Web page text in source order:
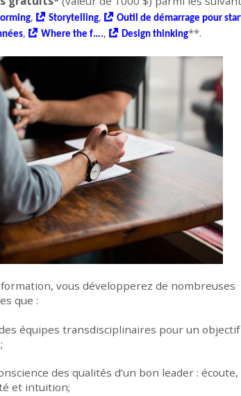
, Storytelling, Outil de démarrage pour
, Where the f…., Design thinking**.
vous développerez de nombreuses
que :
équipes transdisciplinaires pour un objectif
des qualités d’un bon leader :
et intuition;